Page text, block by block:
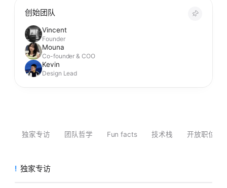
创始团队
Vincent
Founder
Mouna
Co-founder & COO
Kevin
Design Lead
独家专访 团队哲学 Fun facts 技术栈 开放职位
独家专访